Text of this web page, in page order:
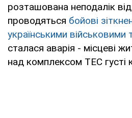
розташована неподалік
проводяться бойові
українськими військовими
сталася аварія - місцеві
над комплексом ТЕС густі